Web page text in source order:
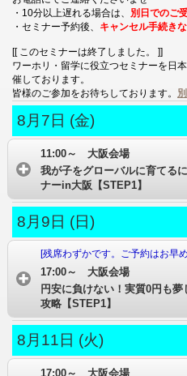
・10分以上遅れる場合は、 別日でのご
・セミナー予約後、 キャンセル手続き
[[ このセミナーは終了しました。 ]]
ワーホリ・留学に役立つセミナーを日
催しております。
皆様のご参加をお待ちしております。
8月7日 (金)
11:00～ 大阪会場
我が子をグローバルに育てる
ナーin大阪【STEP1】
8月9日 (日)
[残席わずかです。ご予約はお早
17:00～ 大阪会場
円安に負けない！実質0円も
攻略【STEP1】
8月11日 (火)
17:00～ 大阪会場